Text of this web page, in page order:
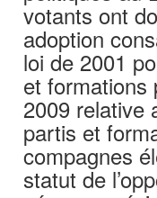
votants ont
adoption
loi de 2001
et formations
2009 relative
partis et
compagnes
statut de